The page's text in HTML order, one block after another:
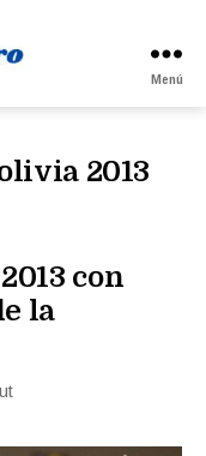
Menú
2013
con
la